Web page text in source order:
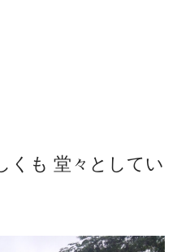
くも 堂々としてい